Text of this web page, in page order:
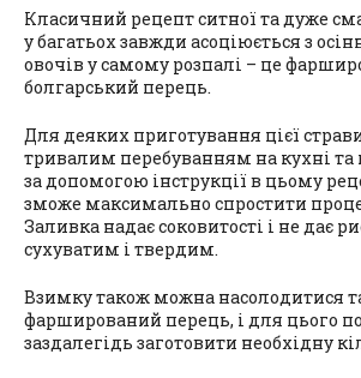
Класичний рецепт ситної та дуже
у багатьох завжди асоціюється з
овочів у самому розпалі – це
болгарський перець.
Для деяких приготування цієї
тривалим перебуванням на кухні та
за допомогою інструкції в цьому
зможе максимально спростити
Заливка надає соковитості і не дає
сухуватим і твердим.
Взимку також можна насолодитися
фарширований перець, і для цього
заздалегідь заготовити необхідну